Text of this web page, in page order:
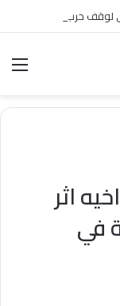
اثر
في